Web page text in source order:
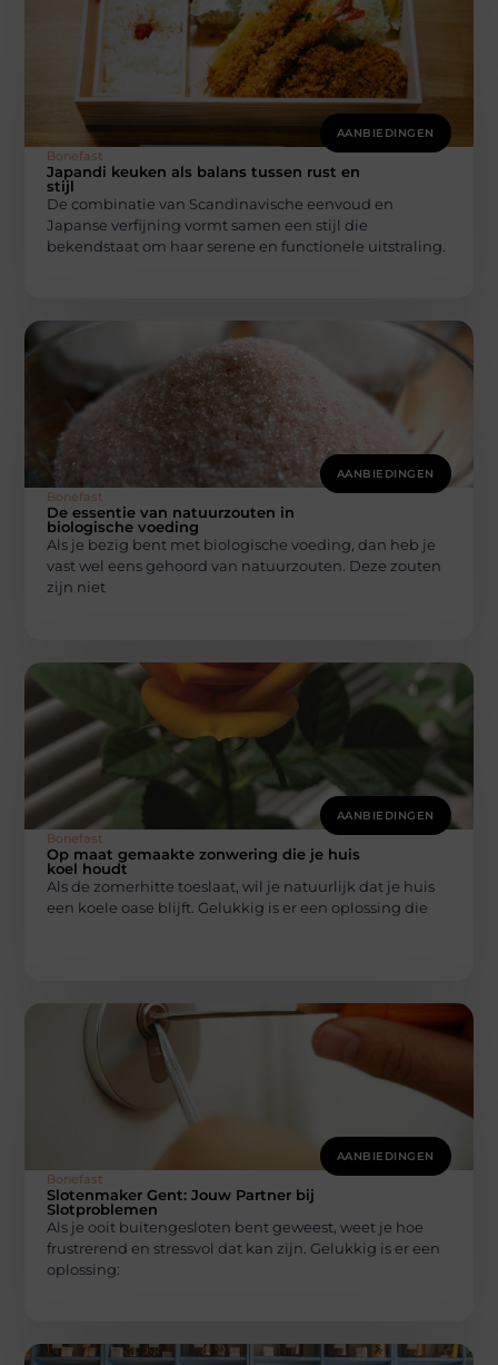
AANBIEDINGEN
Bonefast
Japandi keuken als balans tussen rust en
stijl
De combinatie van Scandinavische eenvoud en
Japanse verfijning vormt samen een stijl die
bekendstaat om haar serene en functionele uitstraling.
AANBIEDINGEN
Bonefast
De essentie van natuurzouten in
biologische voeding
Als je bezig bent met biologische voeding, dan heb je
vast wel eens gehoord van natuurzouten. Deze zouten
zijn niet
AANBIEDINGEN
Bonefast
Op maat gemaakte zonwering die je huis
koel houdt
Als de zomerhitte toeslaat, wil je natuurlijk dat je huis
een koele oase blijft. Gelukkig is er een oplossing die
AANBIEDINGEN
Bonefast
Slotenmaker Gent: Jouw Partner bij
Slotproblemen
Als je ooit buitengesloten bent geweest, weet je hoe
frustrerend en stressvol dat kan zijn. Gelukkig is er een
oplossing: